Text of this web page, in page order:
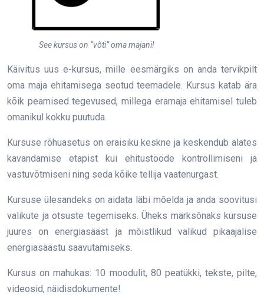
See kursus on “võti” oma majani!
Käivitus uus e-kursus, mille eesmärgiks on anda tervikpilt
oma maja ehitamisega seotud teemadele. Kursus katab ära
kõik peamised tegevused, millega eramaja ehitamisel tuleb
omanikul kokku puutuda.
Kursuse rõhuasetus on eraisiku keskne ja keskendub alates
kavandamise etapist kui ehitustööde kontrollimiseni ja
vastuvõtmiseni ning seda kõike tellija vaatenurgast.
Kursuse ülesandeks on aidata läbi mõelda ja anda soovitusi
valikute ja otsuste tegemiseks. Üheks märksõnaks kursuse
juures on energiasääst ja mõistlikud valikud pikaajalise
energiasäästu saavutamiseks.
Kursus on mahukas: 10 moodulit, 80 peatükki, tekste, pilte,
videosid, näidisdokumente!